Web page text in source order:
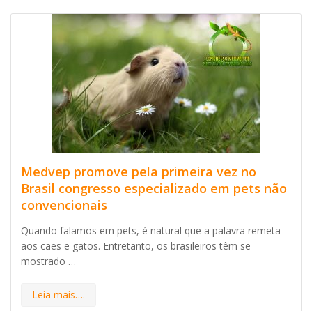
Medvep promove pela primeira vez no
Brasil congresso especializado em pets não
convencionais
Quando falamos em pets, é natural que a palavra remeta
aos cães e gatos. Entretanto, os brasileiros têm se
mostrado …
Leia mais….